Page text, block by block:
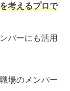
考えるプロで
バーにも活用
場のメンバー